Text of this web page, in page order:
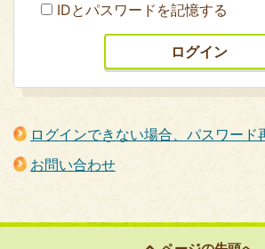
IDとパスワードを記憶する
ログインできない場合、パスワード
お問い合わせ